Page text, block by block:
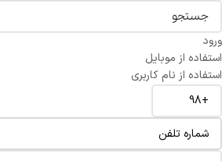
ورود
استفاده از موبایل
استفاده از نام کاربری